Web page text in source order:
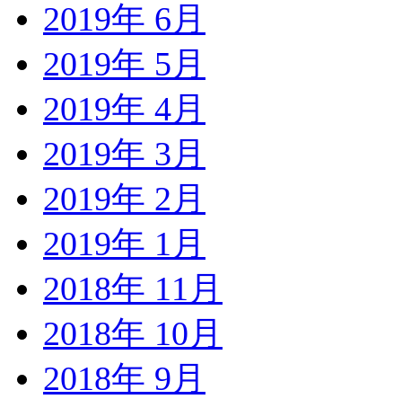
2019年 6月
2019年 5月
2019年 4月
2019年 3月
2019年 2月
2019年 1月
2018年 11月
2018年 10月
2018年 9月